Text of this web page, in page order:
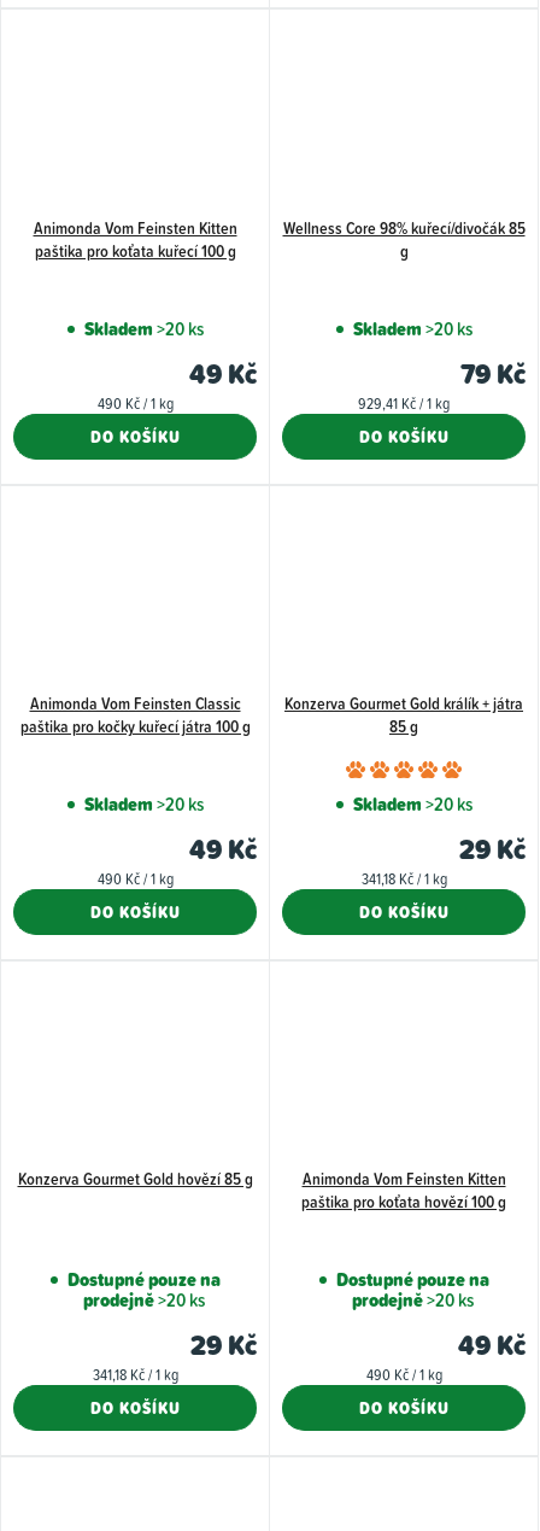
Animonda Vom Feinsten Kitten
paštika pro koťata kuřecí 100 g
Skladem>20 ks
49 Kč
Měrná
490 Kč / 1 kg
DO KOŠÍKU
Wellness Core 98% kuřecí/divočák 85
g
Skladem>20 ks
79 Kč
Měrná
929,41 Kč / 1 kg
DO KOŠÍKU
Animonda Vom Feinsten Classic
paštika pro kočky kuřecí játra 100 g
Skladem>20 ks
49 Kč
Měrná
490 Kč / 1 kg
DO KOŠÍKU
Konzerva Gourmet Gold králík + játra
85 g
je
5,0
Skladem>20 ks
29 Kč
Měrná
341,18 Kč / 1 kg
DO KOŠÍKU
Konzerva Gourmet Gold hovězí 85 g
Dostupné pouze na
prodejně>20 ks
29 Kč
Měrná
341,18 Kč / 1 kg
DO KOŠÍKU
Animonda Vom Feinsten Kitten
paštika pro koťata hovězí 100 g
Dostupné pouze na
prodejně>20 ks
49 Kč
Měrná
490 Kč / 1 kg
DO KOŠÍKU